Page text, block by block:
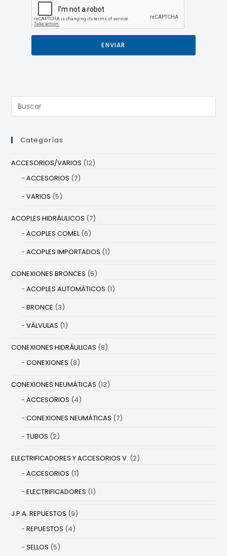
ENVIAR
Categorías
ACCESORIOS/VARIOS (12)
ACCESORIOS (7)
VARIOS (5)
ACOPLES HIDRÁULICOS (7)
ACOPLES COMEL(6)
ACOPLES IMPORTADOS (1)
CONEXIONES BRONCES (5)
ACOPLES AUTOMÁTICOS (1)
BRONCE (3)
VÁLVULAS (1)
CONEXIONES HIDRÁULICAS (8)
CONEXIONES (8)
CONEXIONES NEUMÁTICAS (13)
ACCESORIOS (4)
CONEXIONES NEUMÁTICAS (7)
TUBOS (2)
ELECTRIFICADORES Y ACCESORIOS V. (2)
ACCESORIOS (1)
ELECTRIFICADORES (1)
J.P.A. REPUESTOS (9)
REPUESTOS (4)
SELLOS (5)